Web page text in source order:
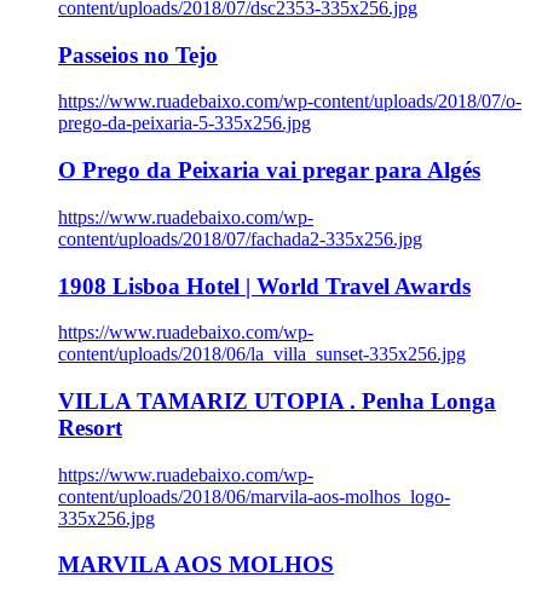
content/uploads/2018/07/dsc2353-335x256.jpg
Passeios no Tejo
https://www.ruadebaixo.com/wp-content/uploads/2018/07/o-
prego-da-peixaria-5-335x256.jpg
O Prego da Peixaria vai pregar para Algés
https://www.ruadebaixo.com/wp-
content/uploads/2018/07/fachada2-335x256.jpg
1908 Lisboa Hotel | World Travel Awards
https://www.ruadebaixo.com/wp-
content/uploads/2018/06/la_villa_sunset-335x256.jpg
VILLA TAMARIZ UTOPIA . Penha Longa
Resort
https://www.ruadebaixo.com/wp-
content/uploads/2018/06/marvila-aos-molhos_logo-
335x256.jpg
MARVILA AOS MOLHOS